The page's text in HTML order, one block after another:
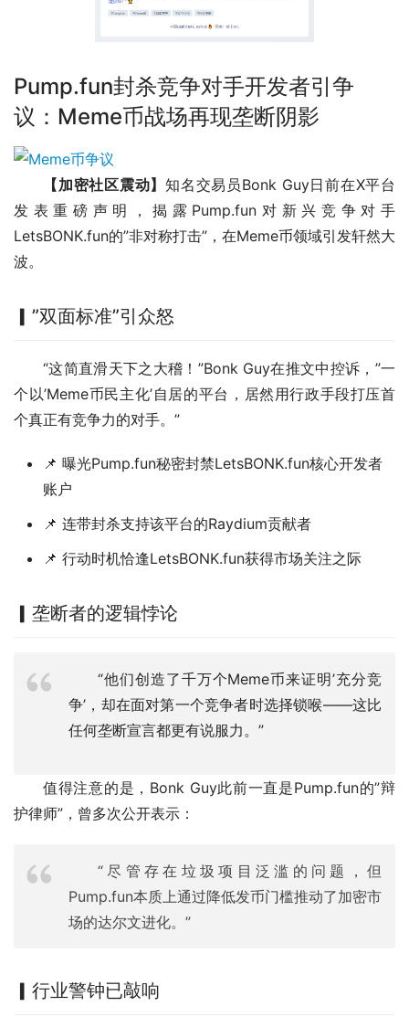
Pump.fun封杀竞争对手开发者引争
议：Meme币战场再现垄断阴影
【加密社区震动】 知名交易员Bonk Guy日前在X平台
发表重磅声明，揭露Pump.fun对新兴竞争对手
LetsBONK.fun的”非对称打击”，在Meme币领域引发轩然大
波。
▎”双面标准”引众怒
“这简直滑天下之大稽！”Bonk Guy在推文中控诉，”一
个以’Meme币民主化’自居的平台，居然用行政手段打压首
个真正有竞争力的对手。”
📌 曝光Pump.fun秘密封禁LetsBONK.fun核心开发者
账户
📌 连带封杀支持该平台的Raydium贡献者
📌 行动时机恰逢LetsBONK.fun获得市场关注之际
▎垄断者的逻辑悖论
“他们创造了千万个Meme币来证明’充分竞
争’，却在面对第一个竞争者时选择锁喉——这比
任何垄断宣言都更有说服力。”
值得注意的是，Bonk Guy此前一直是Pump.fun的”辩
护律师”，曾多次公开表示：
“尽管存在垃圾项目泛滥的问题，但
Pump.fun本质上通过降低发币门槛推动了加密市
场的达尔文进化。”
▎行业警钟已敲响